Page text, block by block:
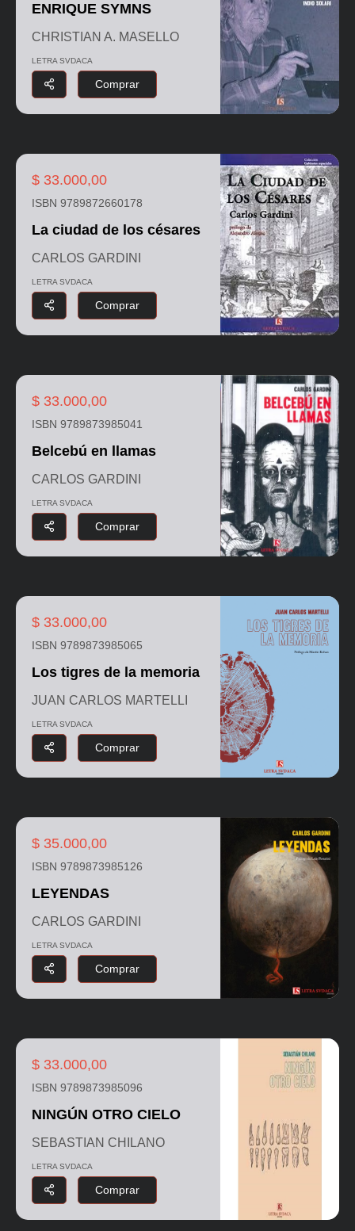
ENRIQUE SYMNS
CHRISTIAN A. MASELLO
LETRA SVDACA
Comprar
$ 33.000,00
ISBN 9789872660178
La ciudad de los césares
CARLOS GARDINI
LETRA SVDACA
Comprar
$ 33.000,00
ISBN 9789873985041
Belcebú en llamas
CARLOS GARDINI
LETRA SVDACA
Comprar
$ 33.000,00
ISBN 9789873985065
Los tigres de la memoria
JUAN CARLOS MARTELLI
LETRA SVDACA
Comprar
$ 35.000,00
ISBN 9789873985126
LEYENDAS
CARLOS GARDINI
LETRA SVDACA
Comprar
$ 33.000,00
ISBN 9789873985096
NINGÚN OTRO CIELO
SEBASTIAN CHILANO
LETRA SVDACA
Comprar